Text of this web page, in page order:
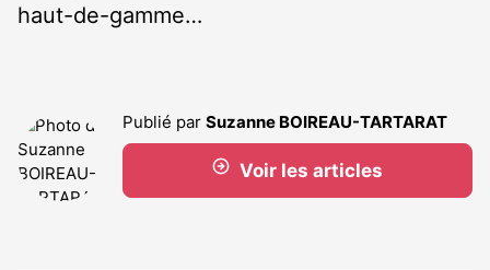
haut-de-gamme…
Publié par Suzanne BOIREAU-TARTARAT
Voir les articles